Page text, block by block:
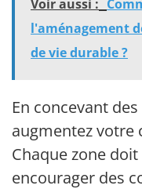
Voir aussi :
l'aménagement
de vie durable ?
En concevant
augmentez votre
Chaque zone
encourager des